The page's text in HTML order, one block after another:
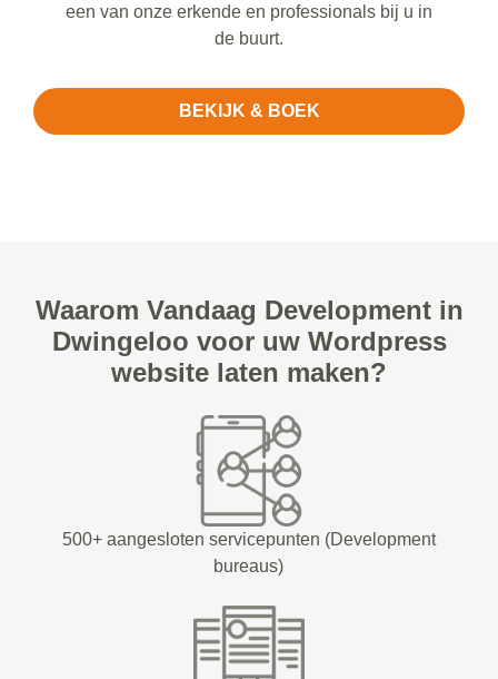
een van onze erkende en professionals bij u in
de buurt.
BEKIJK & BOEK
Waarom Vandaag Development in
Dwingeloo voor uw Wordpress
website laten maken?
500+ aangesloten servicepunten (Development
bureaus)